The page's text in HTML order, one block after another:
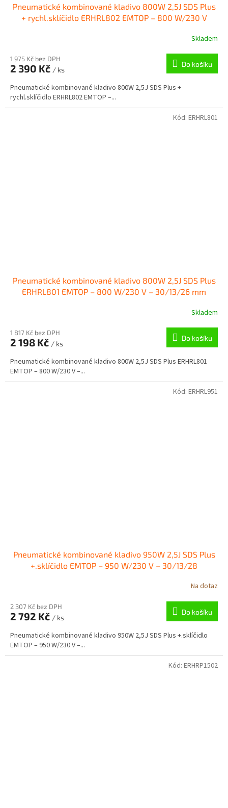
Pneumatické kombinované kladivo 800W 2,5J SDS Plus
+ rychl.sklíčidlo ERHRL802 EMTOP – 800 W/230 V
Skladem
1 975 Kč bez DPH
2 390 Kč / ks
Do košíku
Pneumatické kombinované kladivo 800W 2,5J SDS Plus +
rychl.sklíčidlo ERHRL802 EMTOP –...
Pneumatické kombinované kladivo 800W 2,5J SDS Plus
ERHRL801 EMTOP – 800 W/230 V – 30/13/26 mm
Skladem
1 817 Kč bez DPH
2 198 Kč / ks
Do košíku
Pneumatické kombinované kladivo 800W 2,5J SDS Plus ERHRL801
EMTOP – 800 W/230 V –...
Kód: ERHRL801
Pneumatické kombinované kladivo 950W 2,5J SDS Plus
+.sklíčidlo EMTOP – 950 W/230 V – 30/13/28
Na dotaz
2 307 Kč bez DPH
2 792 Kč / ks
Do košíku
Pneumatické kombinované kladivo 950W 2,5J SDS Plus +.sklíčidlo
EMTOP – 950 W/230 V –...
Kód: ERHRL951
Kód: ERHRP1502